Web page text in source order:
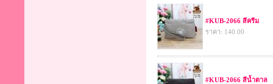
#KUB-2066 สีครีม
ราคา: 140.00
#KUB-2066 สีน้ำตาล